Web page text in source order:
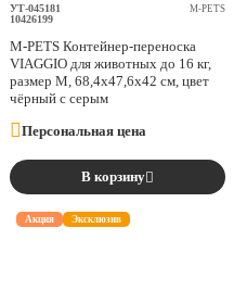
УТ-045181
10426199
M-PETS
M-PETS Контейнер-переноска
VIAGGIO для животных до 16 кг,
размер M, 68,4x47,6x42 см, цвет
чёрный с серым
Персональная цена
В корзину
Акция Эксклюзив